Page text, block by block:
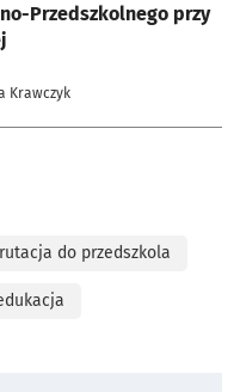
Przedszkolnego przy
Krawczyk
do przedszkola